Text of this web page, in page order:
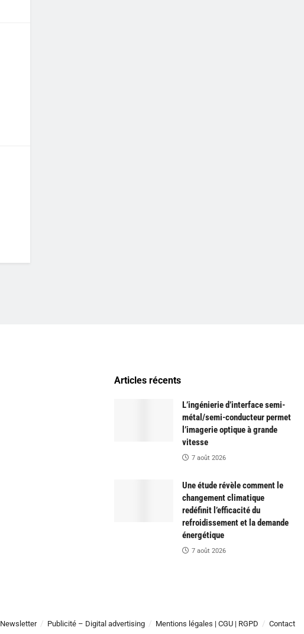
Articles récents
L’ingénierie d’interface semi-
métal/semi-conducteur permet
l’imagerie optique à grande
vitesse
7 août 2026
Une étude révèle comment le
changement climatique
redéfinit l’efficacité du
refroidissement et la demande
énergétique
7 août 2026
Newsletter Publicité – Digital advertising Mentions légales | CGU | RGPD Contact